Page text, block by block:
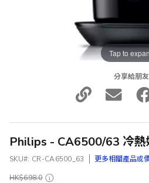
Tap to
分享給朋友
Philips - CA6500/63 冷熱
SKU CR-CA6500_63
更多相關產品或
HK$698.0